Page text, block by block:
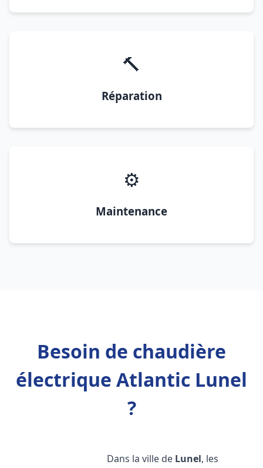
🔨
Réparation
⚙️
Maintenance
Besoin de chaudière
électrique Atlantic Lunel
?
Dans la ville de Lunel, les